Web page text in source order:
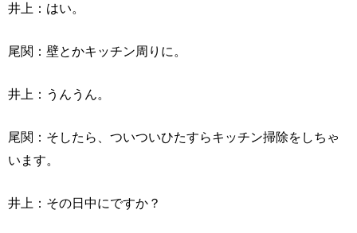
井上：はい。
尾関：壁とかキッチン周りに。
井上：うんうん。
尾関：そしたら、ついついひたすらキッチン掃除をしちゃ
います。
井上：その日中にですか？